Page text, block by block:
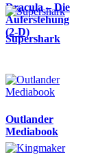
Dracula – Die
Auferstehung
(2-D)
Supershark
Outlander
Mediabook